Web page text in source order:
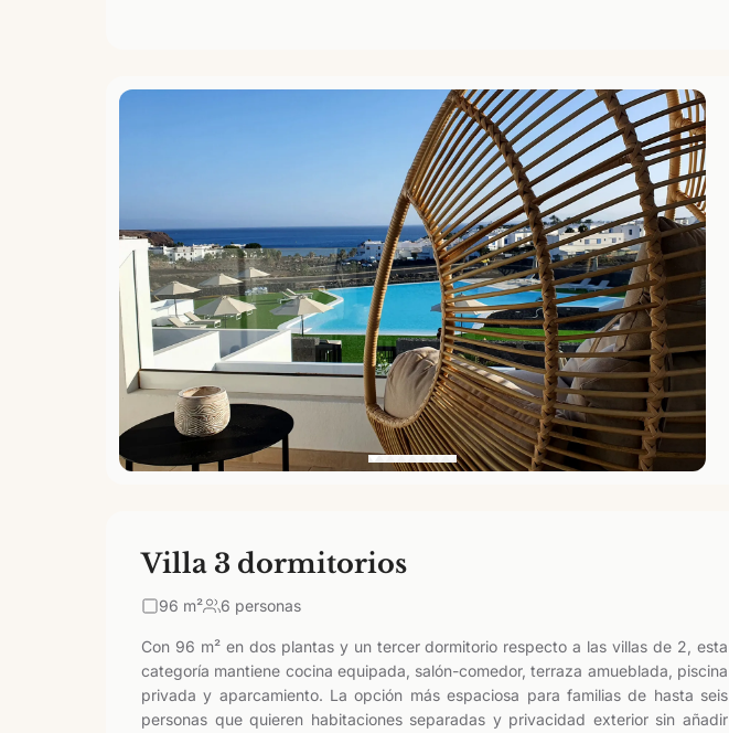
Villa 3 dormitorios
96 m² 6 personas
Con 96 m² en dos plantas y un tercer dormitorio respecto a las villas de 2, esta
categoría mantiene cocina equipada, salón-comedor, terraza amueblada, piscina
privada y aparcamiento. La opción más espaciosa para familias de hasta seis
personas que quieren habitaciones separadas y privacidad exterior sin añadir